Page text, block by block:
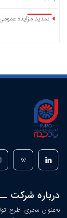
تمدید مزایده
درباره شرکت